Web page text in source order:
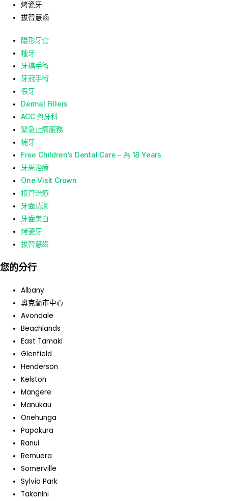
烤瓷牙
拔智慧齒
隱形牙套
種牙
牙橋手術
牙冠手術
假牙
Dermal Fillers
ACC 與牙科
緊急止痛服務
補牙
Free Children’s Dental Care – 為 18 Years
牙周治療
One Visit Crown
根管治療
牙齒清潔
牙齒美白
烤瓷牙
拔智慧齒
您的分行
Albany
奧克蘭市中心
Avondale
Beachlands
East Tamaki
Glenfield
Henderson
Kelston
Mangere
Manukau
Onehunga
Papakura
Ranui
Remuera
Somerville
Sylvia Park
Takanini